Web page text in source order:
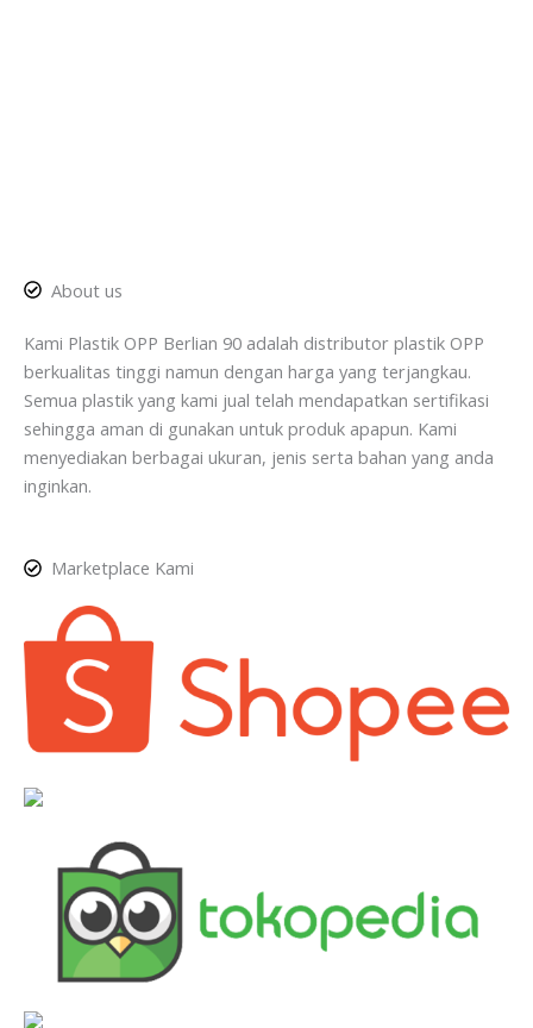
About us
Kami Plastik OPP Berlian 90 adalah distributor plastik OPP
berkualitas tinggi namun dengan harga yang terjangkau.
Semua plastik yang kami jual telah mendapatkan sertifikasi
sehingga aman di gunakan untuk produk apapun. Kami
menyediakan berbagai ukuran, jenis serta bahan yang anda
inginkan.
Marketplace Kami